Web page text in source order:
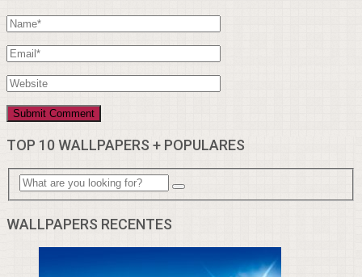
TOP 10 WALLPAPERS + POPULARES
WALLPAPERS RECENTES